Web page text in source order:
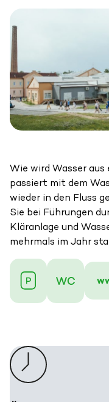
Wie wird Wasser
passiert mit dem
wieder in den Fluss
Sie bei Führungen
Kläranlage und
mehrmals im Jahr